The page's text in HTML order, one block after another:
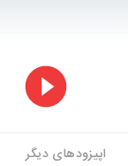
اپیزودهای دیگر